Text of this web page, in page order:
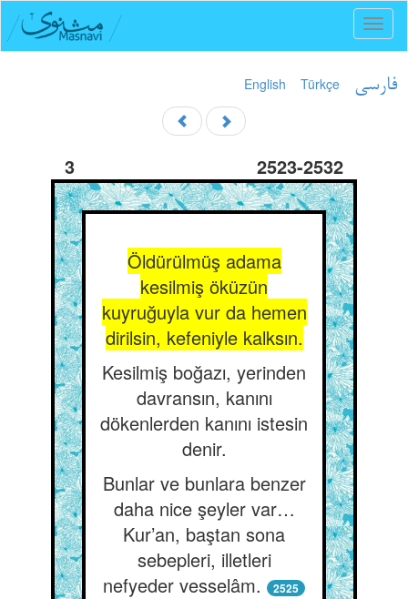
English Türkçe فارسی
3 2523-2532
Öldürülmüş adama
kesilmiş öküzün
kuyruğuyla vur da hemen
dirilsin, kefeniyle kalksın.
Kesilmiş boğazı, yerinden
davransın, kanını
dökenlerden kanını istesin
denir.
Bunlar ve bunlara benzer
daha nice şeyler var…
Kur’an, baştan sona
sebepleri, illetleri
nefyeder vesselâm.
2525